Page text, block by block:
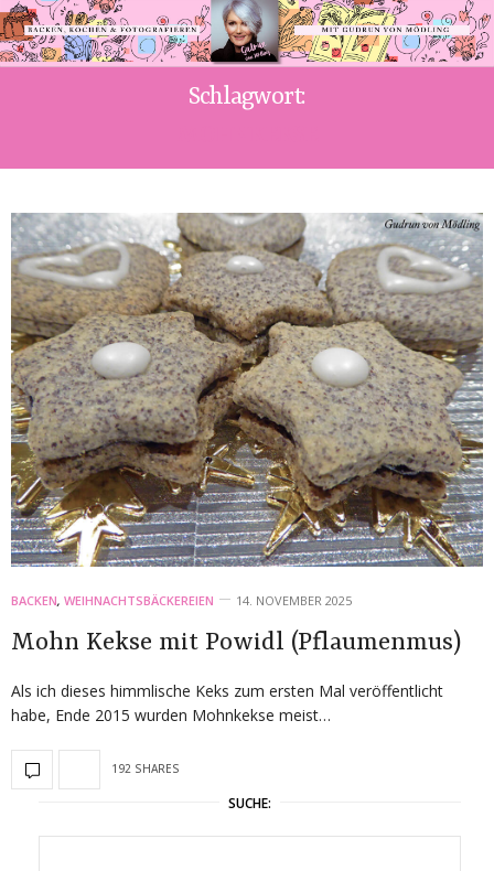
Schlagwort:
BACKEN, WEIHNACHTSBÄCKEREIEN 14. NOVEMBER 2025
Mohn Kekse mit Powidl (Pflaumenmus)
Als ich dieses himmlische Keks zum ersten Mal veröffentlicht
habe, Ende 2015 wurden Mohnkekse meist…
192 SHARES
SUCHE: